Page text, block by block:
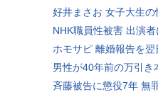
好井まさお 女子大生の
NHK職員性被害 出演
ホモサピ 離婚報告を翌
男性が40年前の万引き
斉藤被告に懲役7年 無